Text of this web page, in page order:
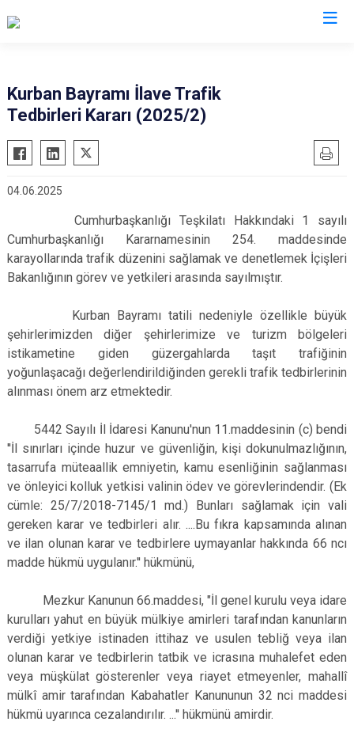
Ahmetli
Akhisar
Demirci
Gördes
Kırkağaç
Salihli
Soma
Turgutlu
Şehzadeler
Kurban Bayramı İlave Trafik
Tedbirleri Kararı (2025/2)
04.06.2025
Cumhurbaşkanlığı Teşkilatı Hakkındaki 1 sayılı
Cumhurbaşkanlığı Kararnamesinin 254. maddesinde
karayollarında trafik düzenini sağlamak ve denetlemek İçişleri
Bakanlığının görev ve yetkileri arasında sayılmıştır.
Kurban Bayramı tatili nedeniyle özellikle büyük
şehirlerimizden diğer şehirlerimize ve turizm bölgeleri
istikametine giden güzergahlarda taşıt trafiğinin
yoğunlaşacağı değerlendirildiğinden gerekli trafik tedbirlerinin
alınması önem arz etmektedir.
5442 Sayılı İl İdaresi Kanunu'nun 11.maddesinin (c) bendi
''İl sınırları içinde huzur ve güvenliğin, kişi dokunulmazlığının,
tasarrufa müteaallik emniyetin, kamu esenliğinin sağlanması
ve önleyici kolluk yetkisi valinin ödev ve görevlerindendir. (Ek
cümle: 25/7/2018-7145/1 md.) Bunları sağlamak için vali
gereken karar ve tedbirleri alır. ....Bu fıkra kapsamında alınan
ve ilan olunan karar ve tedbirlere uymayanlar hakkında 66 ncı
madde hükmü uygulanır.'' hükmünü,
Mezkur Kanunun 66.maddesi, "İl genel kurulu veya idare
kurulları yahut en büyük mülkiye amirleri tarafından kanunların
verdiği yetkiye istinaden ittihaz ve usulen tebliğ veya ilan
olunan karar ve tedbirlerin tatbik ve icrasına muhalefet eden
veya müşkülat gösterenler veya riayet etmeyenler, mahallî
mülkî amir tarafından Kabahatler Kanununun 32 nci maddesi
hükmü uyarınca cezalandırılır. ...'' hükmünü amirdir.